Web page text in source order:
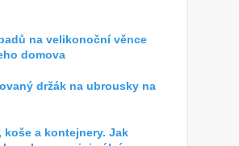
na velikonoční věnce
domova
držák na ubrousky na
koše a kontejnery. Jak